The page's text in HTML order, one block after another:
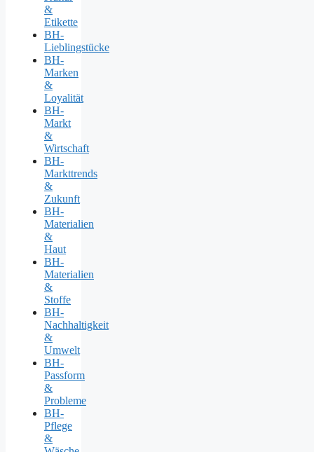
&
Etikette
BH-
Lieblingstücke
BH-
Marken
&
Loyalität
BH-
Markt
&
Wirtschaft
BH-
Markttrends
&
Zukunft
BH-
Materialien
&
Haut
BH-
Materialien
&
Stoffe
BH-
Nachhaltigkeit
&
Umwelt
BH-
Passform
&
Probleme
BH-
Pflege
&